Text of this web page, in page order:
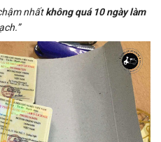
nhấtkhông quá 10 ngày làm